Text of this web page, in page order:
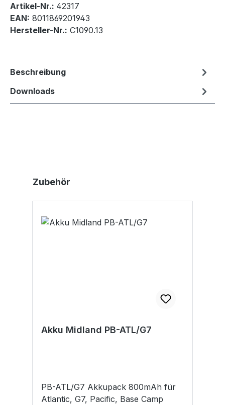
Artikel-Nr.: 42317
EAN: 8011869201943
Hersteller-Nr.: C1090.13
Beschreibung
Downloads
Produktgalerie überspringen
Zubehör
Akku Midland PB-ATL/G7
PB-ATL/G7 Akkupack 800mAh für
Atlantic, G7, Pacific, Base Camp